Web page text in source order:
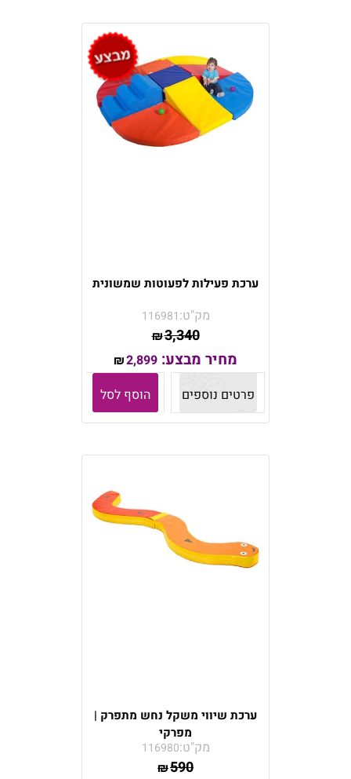
ערכת פעילות לפעוטות שמשונית
מק"ט:116981
₪3,340
מחיר מבצע: ₪2,899
פרטים נוספים
הוסף לסל
ערכת שיווי משקל נחש מתפרק |
מפרקי
מק"ט:116980
₪590